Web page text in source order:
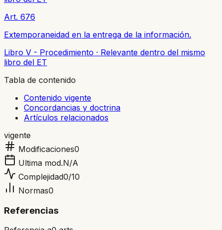
Art. 676
Extemporaneidad en la entrega de la información.
Libro V - Procedimiento · Relevante dentro del mismo
libro del ET
Tabla de contenido
Contenido vigente
Concordancias y doctrina
Artículos relacionados
vigente
Modificaciones0
Ultima mod.N/A
Complejidad0/10
Normas0
Referencias